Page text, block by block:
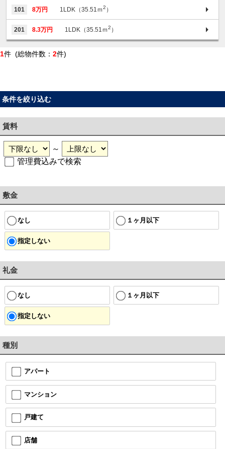
101 8万円 1LDK（35.51ｍ2 ）
201 8.3万円 1LDK（35.51ｍ2 ）
1件 (総物件数： 2件)
条件を絞り込む
賃料
～
管理費込みで検索
敷金
なし １ヶ月以下
指定しない
礼金
なし １ヶ月以下
指定しない
種別
アパート
マンション
戸建て
店舗